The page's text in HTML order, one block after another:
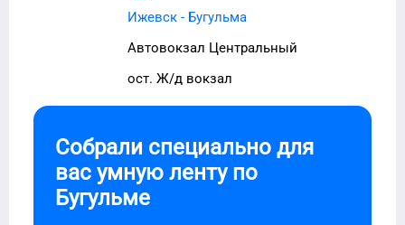
Ижевск - Бугульма
Автовокзал Центральный
ост. Ж/д вокзал
Собрали специально для
вас умную ленту по
Бугульме